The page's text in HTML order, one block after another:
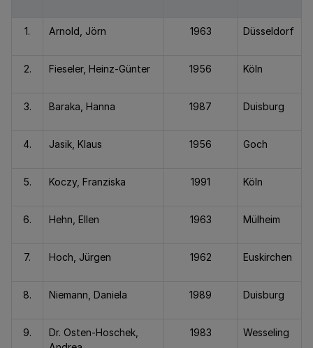
1. Arnold, Jörn 1963 Düsseldorf
2. Fieseler, Heinz-Günter 1956 Köln
3. Baraka, Hanna 1987 Duisburg
4. Jasik, Klaus 1956 Goch
5. Koczy, Franziska 1991 Köln
6. Hehn, Ellen 1963 Mülheim
7. Hoch, Jürgen 1962 Euskirchen
8. Niemann, Daniela 1989 Duisburg
9.
Dr. Osten-Hoschek,
1983 Wesseling